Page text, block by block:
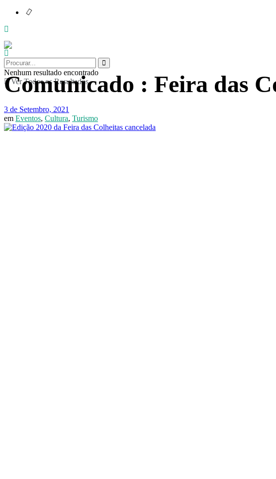
Nenhum resultado encontrado
Ver Todos os Resultados
Comunicado : Feira das
3 de Setembro, 2021
em Eventos, Cultura, Turismo